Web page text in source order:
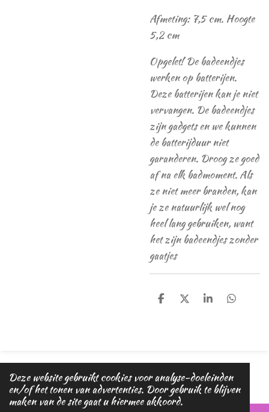
Deze website gebruikt cookies voor analyse-doeleinden
en/of het tonen van advertenties. Door gebruik te blijven
maken van de site gaat u hiermee akkoord.
Afmeting: 7,5 cm. Hoogte
5,2 cm
Opgelet! De badeendjes
werken op batterijen.
Deze batterijen kan je niet
vervangen. De badeendjes
zijn gadgets en we kunnen
de batterijduur niet
garanderen. Droog ze goed
af na elk badmoment. Als
ze niet meer branden, kan
je ze natuurlijk wel nog
heel lang gebruiken, want
het zijn badeendjes zonder
gaatjes
D
D
S
D
© 2020 - 2026 Magic dreams
Powered byJouwWeb